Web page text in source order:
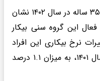
بررسی نرخ بیکاری گروه سنی ۱۸ تا ۳۵ ساله در سال ۱۴۰۲ نشان
جمعیت فعال این گروه سنی بیکار
نرخ بیکاری این افراد
نشان می‌دهد این نرخ نسبت به سال ۱۴۰۱، به میزان ۱.۱ درصد